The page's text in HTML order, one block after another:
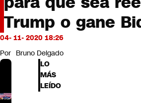
Servicios
Bits
CNN tiempo
Futuro 360
Opinión
Trump o gane
04- 11- 2020 18:26
Por Bruno Delgado
LO
MÁS
LEÍDO